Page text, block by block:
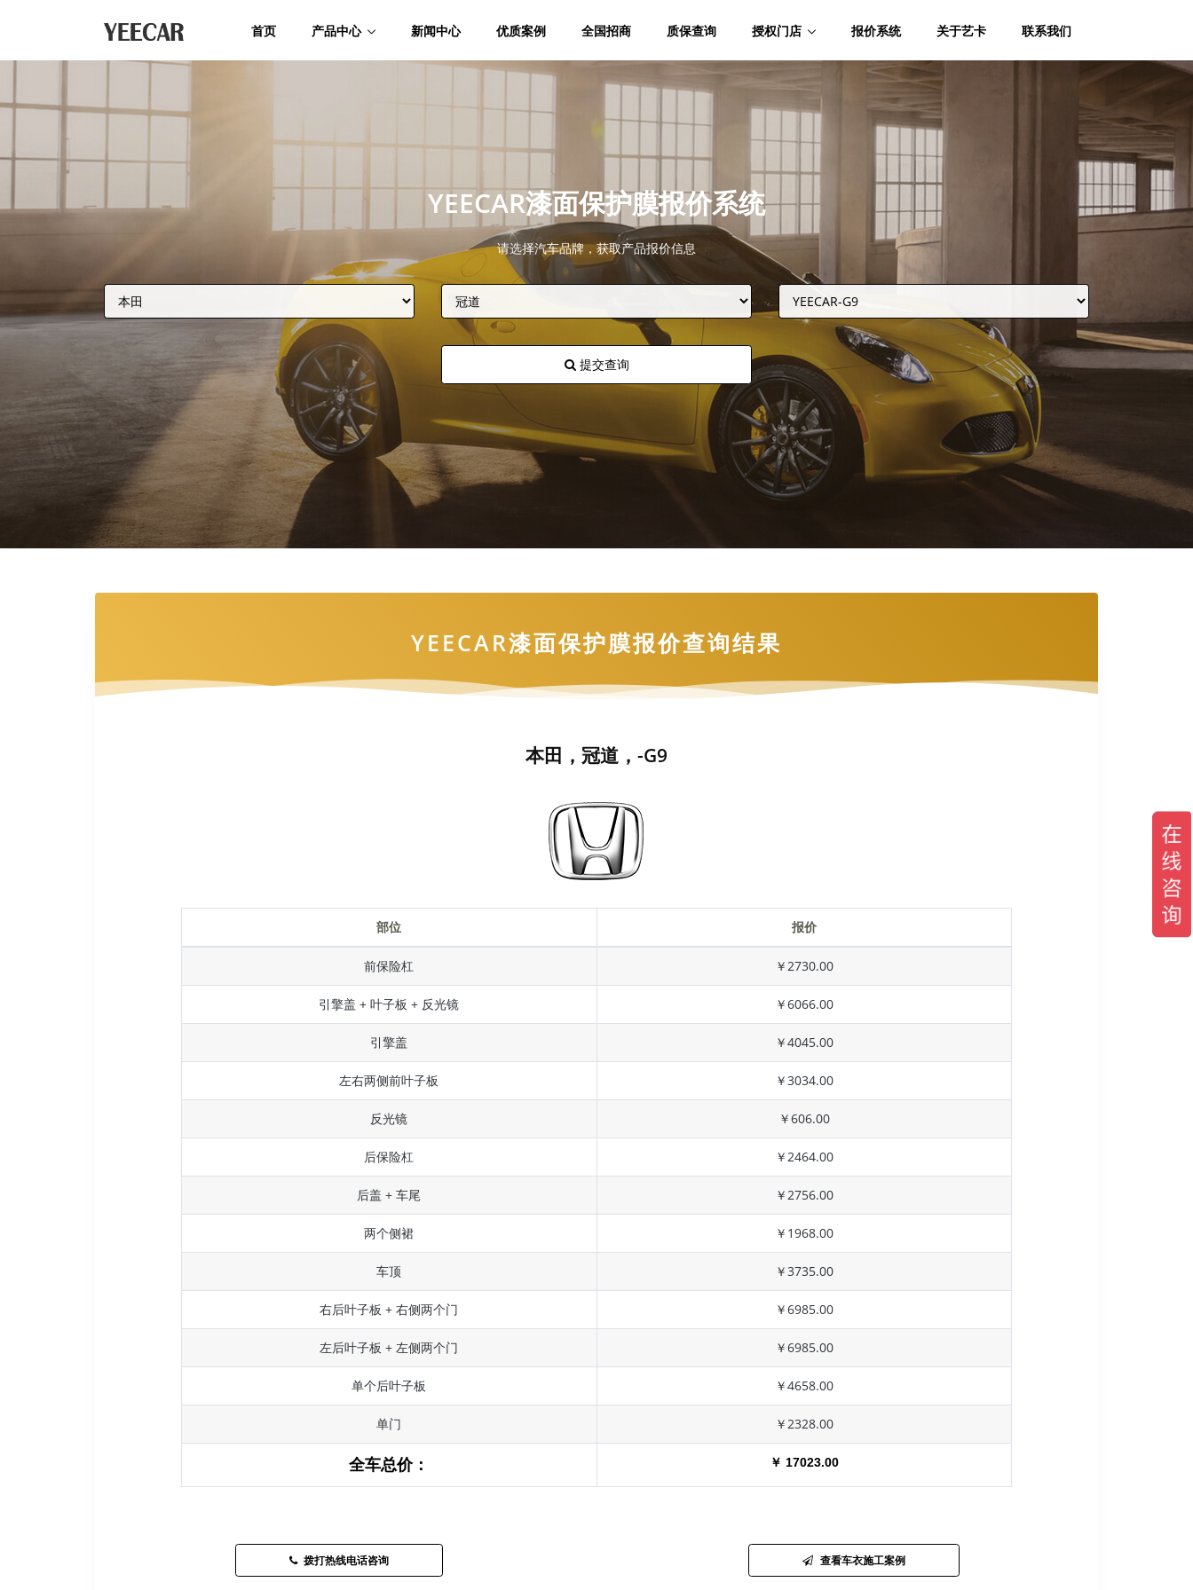
首页 产品中心 新闻中心 优质案例 全国招商 质保查询 授权门店 报价系统 关于艺卡 联系我们
YEECAR漆面保护膜报价系统
请选择汽车品牌，获取产品报价信息
提交查询
YEECAR漆面保护膜报价查询结果
本田，冠道，-G9
部位 报价
前保险杠 ￥2730.00
引擎盖 + 叶子板 + 反光镜 ￥6066.00
引擎盖 ￥4045.00
左右两侧前叶子板 ￥3034.00
反光镜 ￥606.00
后保险杠 ￥2464.00
后盖 + 车尾 ￥2756.00
两个侧裙 ￥1968.00
车顶 ￥3735.00
右后叶子板 + 右侧两个门 ￥6985.00
左后叶子板 + 左侧两个门 ￥6985.00
单个后叶子板 ￥4658.00
单门 ￥2328.00
全车总价： ￥ 17023.00
拨打热线电话咨询 查看车衣施工案例